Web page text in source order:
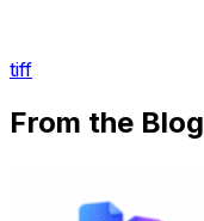
tiff
From the Blog